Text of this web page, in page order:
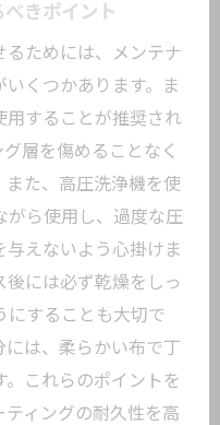
きポイント
るためには、メンテナ
くつかあります。ま
用することが推奨され
層を傷めることなく
また、高圧洗浄機を使
がら使用し、過度な圧
えないよう心掛けま
後には必ず乾燥をしっ
にすることも大切で
には、柔らかい布で丁
これらのポイントを
ィングの耐久性を高